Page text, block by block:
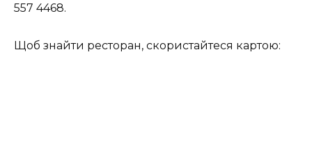
557 4468.
Щоб знайти ресторан, скористайтеся картою: